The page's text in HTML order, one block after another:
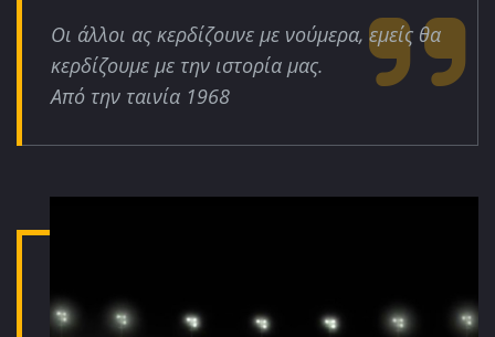
Οι άλλοι ας κερδίζουνε με νούμερα, εμείς θα
κερδίζουμε με την ιστορία μας.
Από την ταινία 1968